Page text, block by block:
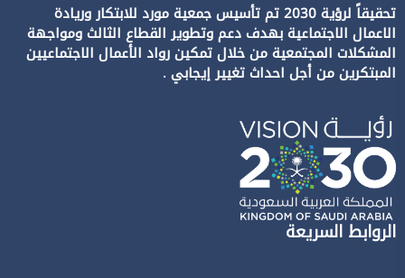
تحقيقاً لرؤية 2030 تم تأسيس جمعية مورد للابتكار وريادة
الاعمال الاجتماعية بهدف دعم وتطوير القطاع الثالث ومواجهة
المشكلات المجتمعية من خلال تمكين رواد الأعمال الاجتماعيين
المبتكرين من أجل احداث تغيير إيجابي .
الروابط السريعة